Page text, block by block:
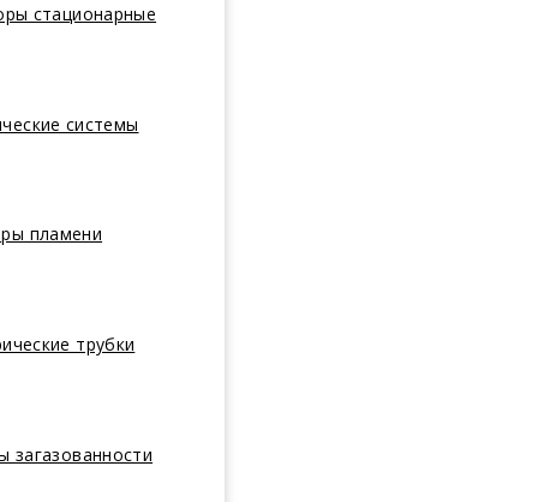
стационарные
системы
пламени
трубки
загазованности